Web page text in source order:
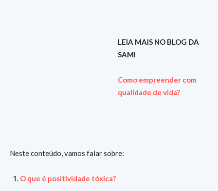
LEIA MAIS NO BLOG DA
SAMI
Como empreender com
qualidade de vida?
Neste conteúdo, vamos falar sobre:
O que é positividade tóxica?